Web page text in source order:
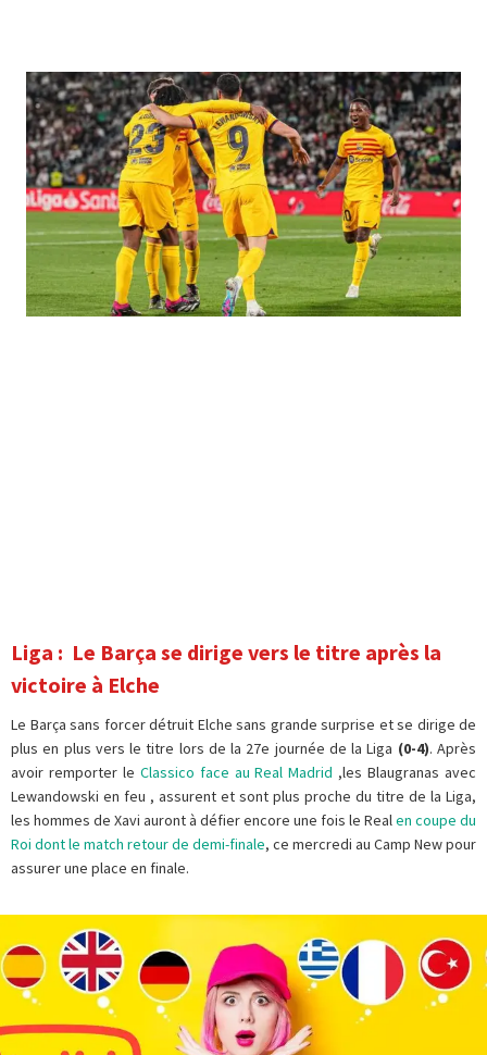
Liga : Le Barça se dirige vers le titre après la
victoire à Elche
Le Barça sans forcer détruit Elche sans grande surprise et se dirige de
plus en plus vers le titre lors de la 27e journée de la Liga (0-4). Après
avoir remporter le Classico face au Real Madrid ,les Blaugranas avec
Lewandowski en feu , assurent et sont plus proche du titre de la Liga,
les hommes de Xavi auront à défier encore une fois le Real en coupe du
Roi dont le match retour de demi-finale, ce mercredi au Camp New pour
assurer une place en finale.